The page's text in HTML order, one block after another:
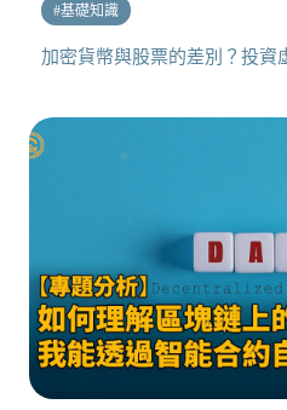
#基礎知識
加密貨幣與股票的差別？投資